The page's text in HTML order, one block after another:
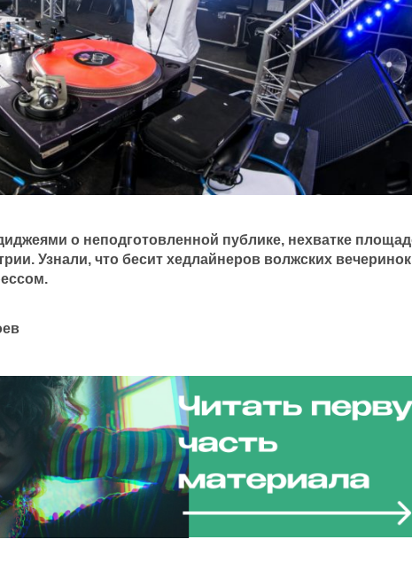
о неподготовленной публике, нехватке
Узнали, что бесит хедлайнеров волжских